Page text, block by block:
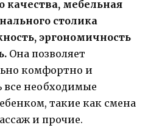
качества, мебельная
столика
эргономичность
Она позволяет
комфортно и
все необходимые
такие как смена
и прочие.